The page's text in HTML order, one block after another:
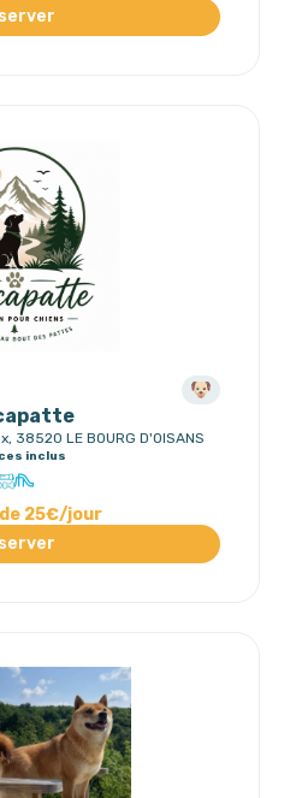
38520 LE BOURG D'OISANS
inclus
25€/jour